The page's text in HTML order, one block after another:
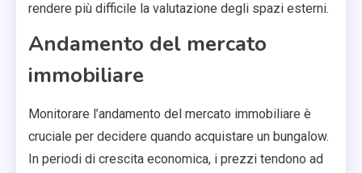
rendere più difficile la valutazione degli spazi esterni.
Andamento del mercato
immobiliare
Monitorare l’andamento del mercato immobiliare è
cruciale per decidere quando acquistare un bungalow.
In periodi di crescita economica, i prezzi tendono ad